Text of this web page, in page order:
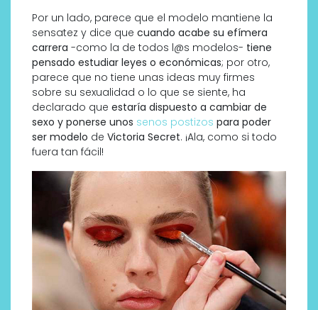
Por un lado, parece que el modelo mantiene la
sensatez y dice que cuando acabe su efímera
carrera -como la de todos l@s modelos- tiene
pensado estudiar leyes o económicas; por otro,
parece que no tiene unas ideas muy firmes
sobre su sexualidad o lo que se siente, ha
declarado que estaría dispuesto a cambiar de
sexo y ponerse unos senos postizos para poder
ser modelo de Victoria Secret. ¡Ala, como si todo
fuera tan fácil!